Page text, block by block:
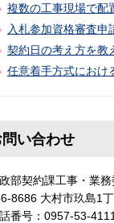
複数の工事現場で配
入札参加資格審査
契約日の考え方を教
任意着手方式におけ
問い合わせ
部契約課工事・業
8686 大村市玖島1
番号：0957-53-